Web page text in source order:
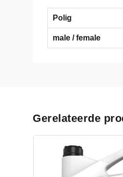
Polig
male / female
Gerelateerde